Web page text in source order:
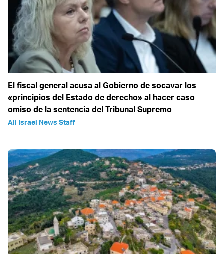
El fiscal general acusa al Gobierno de socavar los
«principios del Estado de derecho» al hacer caso
omiso de la sentencia del Tribunal Supremo
All Israel News Staff